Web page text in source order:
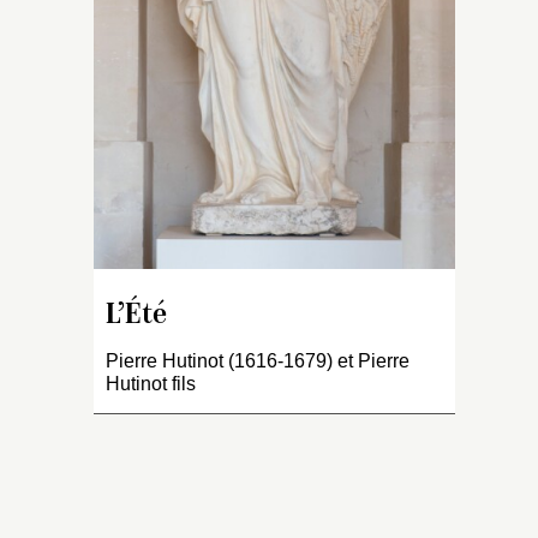
L’Été
Pierre Hutinot (1616-1679) et Pierre
Hutinot fils